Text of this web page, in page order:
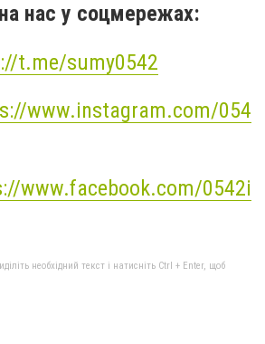
нас у соцмережах:
t.me/sumy0542
www.instagram.com/054
www.facebook.com/0542i
необхідний текст і натисніть Ctrl + Enter, щоб